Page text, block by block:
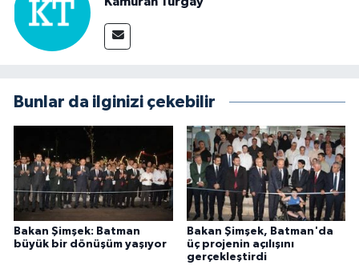
Bunlar da ilginizi çekebilir
Bakan Şimşek: Batman
büyük bir dönüşüm yaşıyor
Bakan Şimşek, Batman'da
üç projenin açılışını
gerçekleştirdi